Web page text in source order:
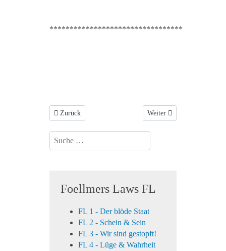
*********************************
Vorheriger Beitrag: Klimagipfel
Zurück Nächster Beitrag:
Weiter
Suchen...
Foellmers Laws FL
FL 1 - Der blöde Staat
FL 2 - Schein & Sein
FL 3 - Wir sind gestopft!
FL 4 - Lüge & Wahrheit